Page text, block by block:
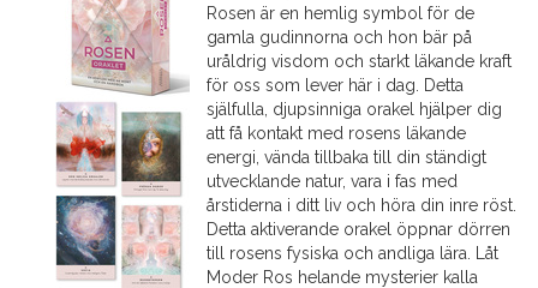
Rosen är en hemlig symbol för de
gamla gudinnorna och hon bär på
uråldrig visdom och starkt läkande kraft
för oss som lever här i dag. Detta
själfulla, djupsinniga orakel hjälper dig
att få kontakt med rosens läkande
energi, vända tillbaka till din ständigt
utvecklande natur, vara i fas med
årstiderna i ditt liv och höra din inre röst.
Detta aktiverande orakel öppnar dörren
till rosens fysiska och andliga lära. Låt
Moder Ros helande mysterier kalla